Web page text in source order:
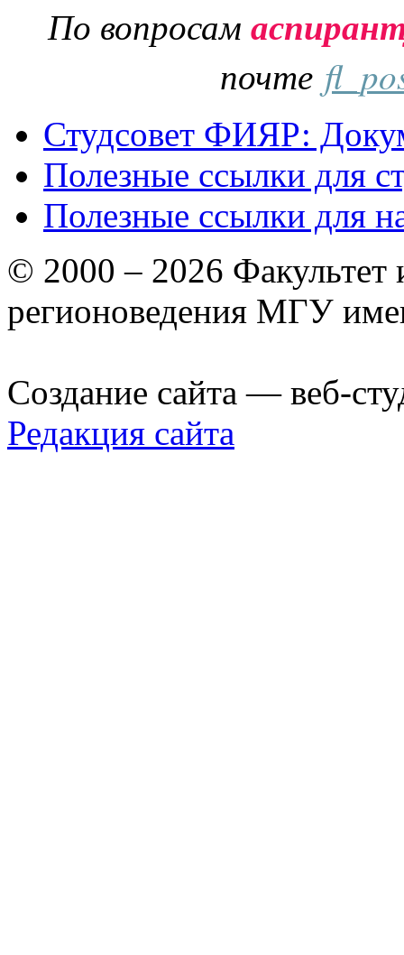
По вопросам
почте
Студсовет ФИЯР:
Полезные ссылки для
Полезные ссылки для
© 2000 – 2026 Факультет
регионоведения МГУ
Создание сайта — веб-
Редакция сайта